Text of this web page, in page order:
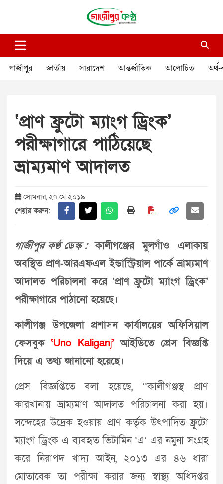
গাজীপুর কণ্ঠ
গাজীপুর জাতীয় সারাদেশ আন্তর্জাতিক আলোচিত অর্থ-
‘প্রাণ ফ্রুটো ম্যাংগ ড্রিংক’
পরীক্ষাগারে পাঠিয়েছে
ভ্রাম্যমাণ আদালত
সোমবার, ২৭ মে ২০১৯
শেয়ার করুন:
গাজীপুর কণ্ঠ ডেস্ক : কালীগঞ্জের মুলগাঁও এলাকায়
অবস্থিত প্রাণ-আরএফএল ইন্ডাস্ট্রিয়াল পার্কে ভ্রাম্যমাণ
আদালত পরিচালনা করে ‘প্রাণ ফ্রুটো ম্যাংগ ড্রিংক’
পরীক্ষাগারে পাঠানো হয়েছে।
কালীগঞ্জ উপজেলা প্রশাসন কার্যালয়ের অফিসিয়াল
ফেসবুক ‘Uno Kaliganj’ আইডিতে প্রেস বিজ্ঞপ্তি
দিয়ে এ তথ্য জানানো হয়েছে।
প্রেস বিজ্ঞপ্তিতে বলা হয়েছে, ‘‘কালীগঞ্জস্থ প্রাণ
কারখানায় ভ্রাম্যমাণ আদালত পরিচালনা করা হয়।
সন্দেহের উদ্রেক হওয়ায় প্রাণ কর্তৃক উৎপাদিত ফ্রুটো
ম্যাংগ ড্রিংক এ ব্যবহৃত ভিটামিন ‘এ’ এর নমুনা সংগ্রহ
করে নিরাপদ খাদ্য আইন, ২০১৩ এর ৪৬ ধারা
মোতাবেক তা পরীক্ষা করার জন্য স্বাস্থ্য অধিদপ্তর